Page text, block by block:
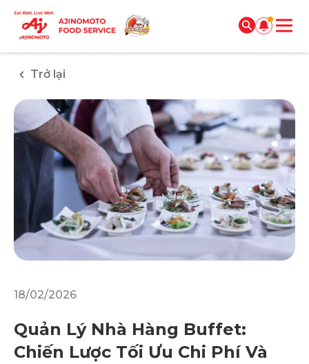
Trở lại
18/02/2026
Quản Lý Nhà Hàng Buffet:
Chiến Lược Tối Ưu Chi Phí Và